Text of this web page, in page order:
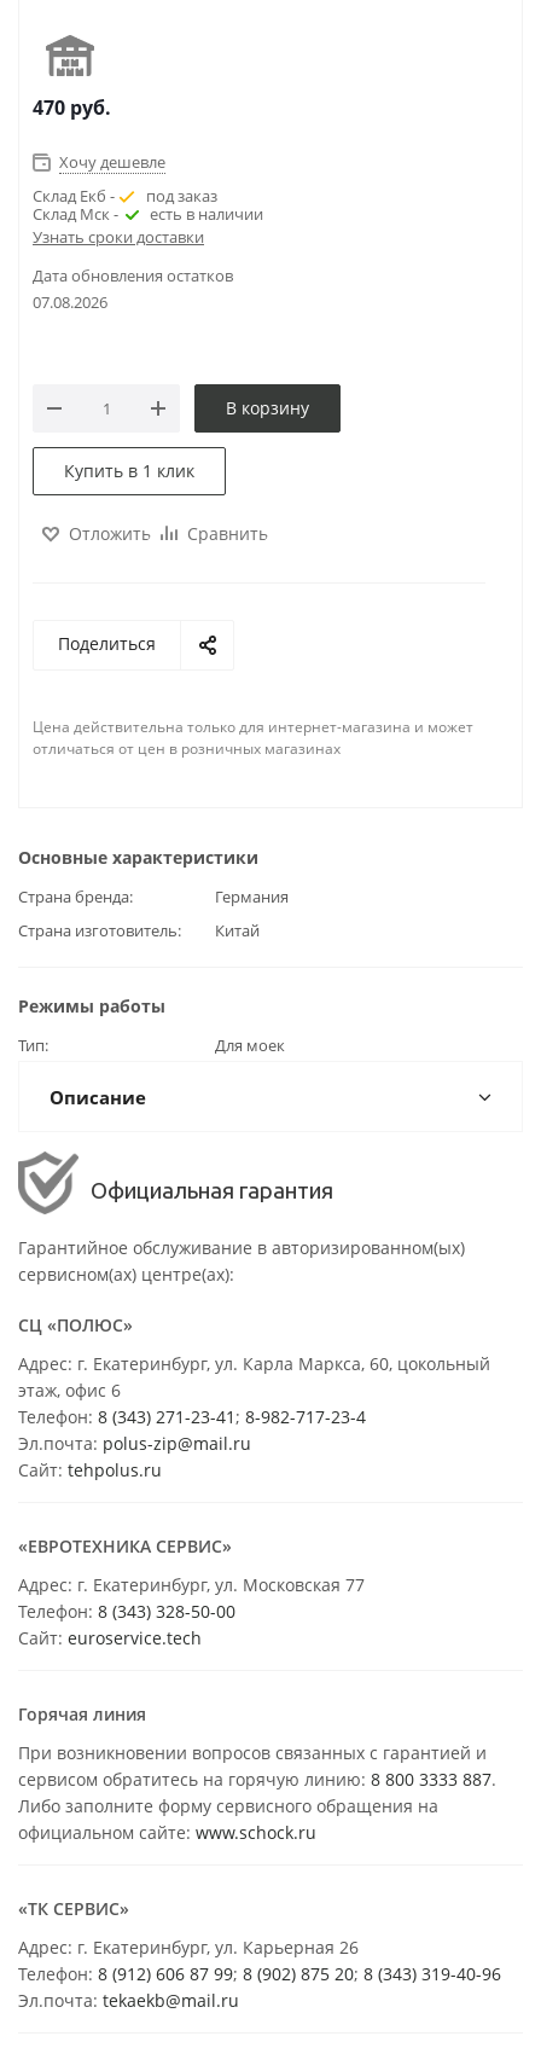
470 руб.
Хочу дешевле
Склад Екб -
под заказ
Склад Мск -
есть в наличии
Узнать сроки доставки
Дата обновления остатков
07.08.2026
В корзину
Купить в 1 клик
Отложить Сравнить
Поделиться
Цена действительна только для интернет-магазина и может
отличаться от цен в розничных магазинах
Основные характеристики
Страна бренда
Германия
Страна изготовитель
Китай
Режимы работы
Тип Для моек
Описание
Официальная гарантия
Гарантийное обслуживание в авторизированном(ых)
сервисном(ах) центре(ах):
СЦ «ПОЛЮС»
Адрес: г. Екатеринбург, ул. Карла Маркса, 60, цокольный
этаж, офис 6
Телефон: 8 (343) 271-23-41 ; 8-982-717-23-4
Эл.почта: polus-zip@mail.ru
Сайт: tehpolus.ru
«ЕВРОТЕХНИКА СЕРВИС»
Адрес: г. Екатеринбург, ул. Московская 77
Телефон: 8 (343) 328-50-00
Сайт: euroservice.tech
Горячая линия
При возникновении вопросов связанных с гарантией и
сервисом обратитесь на горячую линию: 8 800 3333 887.
Либо заполните форму сервисного обращения на
официальном сайте: www.schock.ru
«ТК СЕРВИС»
Адрес: г. Екатеринбург, ул. Карьерная 26
Телефон: 8 (912) 606 87 99; 8 (902) 875 20; 8 (343) 319-40-96
Эл.почта: tekaekb@mail.ru